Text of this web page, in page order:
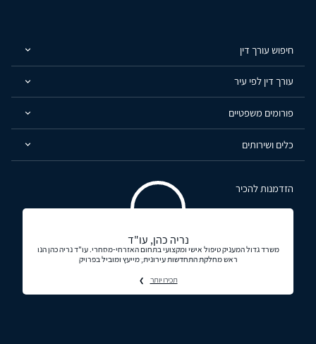
חיפוש עורך דין
עורך דין לפי עיר
פורומים משפטיים
כלים ושירותים
הזדמנות להכיר
נריה כהן, עו"ד
משרד גדול המעניק טיפול אישי ומקצועי בתחום האזרחי-מסחרי. עו"ד נריה כהן הנו
ראש מחלקת התחדשות עירונית, מייעץ ומוביל בפרויק
תכירו יותר